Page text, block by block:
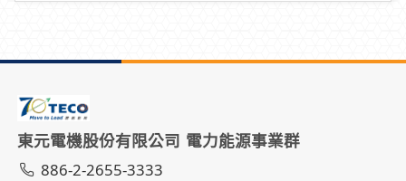
東元電機股份有限公司 電力能源事業群
886-2-2655-3333